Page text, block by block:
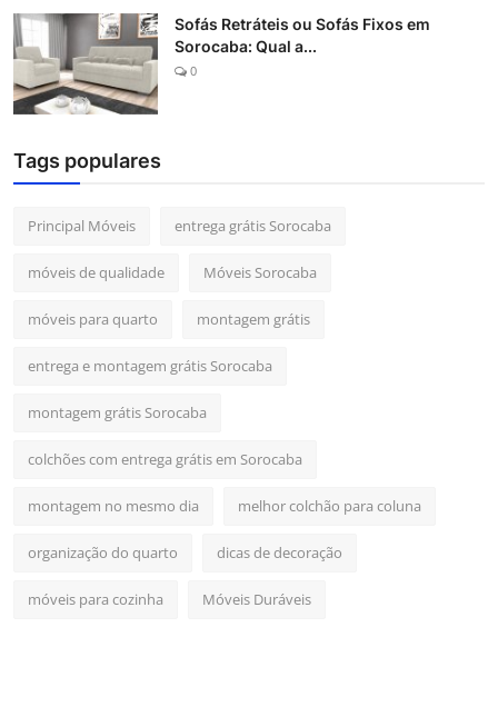
Sofás Retráteis ou Sofás Fixos em
Sorocaba: Qual a...
0
Tags populares
Principal Móveis entrega grátis Sorocaba
móveis de qualidade Móveis Sorocaba
móveis para quarto montagem grátis
entrega e montagem grátis Sorocaba
montagem grátis Sorocaba
colchões com entrega grátis em Sorocaba
montagem no mesmo dia melhor colchão para coluna
organização do quarto dicas de decoração
móveis para cozinha Móveis Duráveis